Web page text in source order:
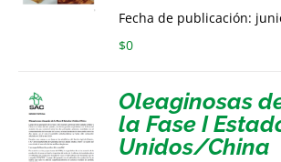
Fecha de publicación:
$0
Oleaginosas
la Fase I
Unidos/China